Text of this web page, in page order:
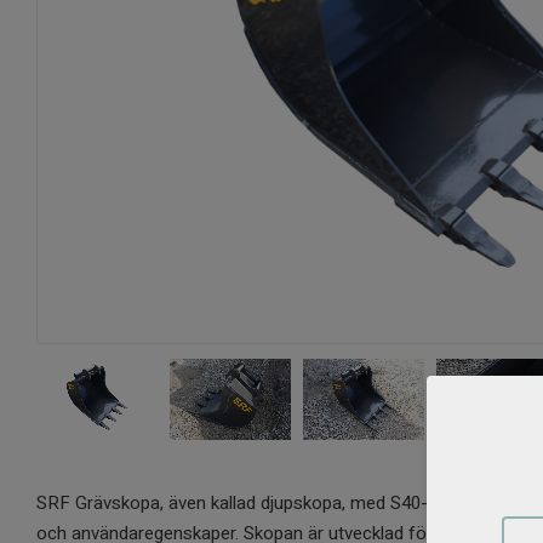
SRF Grävskopa, även kallad djupskopa, med S40-fäste.
och användaregenskaper. Skopan är utvecklad för att klara